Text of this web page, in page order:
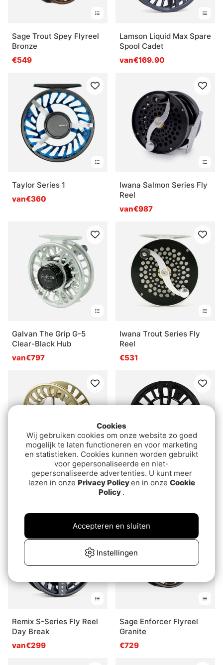
Sage Trout Spey Flyreel
Bronze
€549
Lamson Liquid Max Spare
Spool Cadet
van€169.90
Taylor Series 1
van€360
Iwana Salmon Series Fly
Reel
van€987
Galvan The Grip G-5
Clear-Black Hub
van€797
Iwana Trout Series Fly
Reel
€531
Vision XLV Spare Spool
FlyLab Exo Fly Reel
€119.90
Remix S-Series Fly Reel
Day Break
van€299
Sage Enforcer Flyreel
Granite
€729
Cookies
Wij gebruiken cookies om onze website zo goed
mogelijk te laten functioneren en voor marketing
en statistieken. Cookies kunnen worden gebruikt
voor gepersonaliseerde en niet-
gepersonaliseerde advertenties. U kunt meer
lezen in onze Privacy Policyen in onze Cookie
Policy .
Instellingen
Accepteren en sluiten